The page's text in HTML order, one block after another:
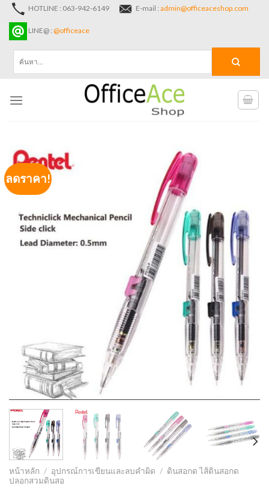
Skip
content
HOTLINE : 063-942-6149 E-mail : admin@officeaceshop.com
LINE@ : @officeace
ลดราคา!
หน้าหลัก / อุปกรณ์การเขียนและลบคำผิด / ดินสอกด ไส้ดินสอกด
ปลอกสวมดินสอ